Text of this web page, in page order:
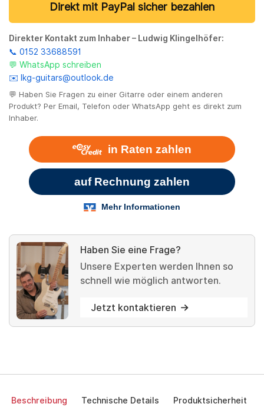
Direkt mit PayPal sicher bezahlen
Direkter Kontakt zum Inhaber – Ludwig Klingelhöfer:
📞 0152 33688591
💬 WhatsApp schreiben
✉️ lkg-guitars@outlook.de
💬 Haben Sie Fragen zu einer Gitarre oder einem anderen
Produkt? Per Email, Telefon oder WhatsApp geht es direkt zum
Inhaber.
Haben Sie eine Frage?
Unsere Experten werden Ihnen so
schnell wie möglich antworten.
Jetzt kontaktieren
Beschreibung Technische Details Produktsicherheit